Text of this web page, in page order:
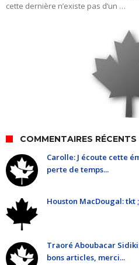
cette dernière n’existe pas d’un …
COMMENTAIRES RÉCENTS
Carolle: J écoute cette
perte de temps...
Houston MacDougal: tkt
Traoré Aboubacar
bons articles, merci...